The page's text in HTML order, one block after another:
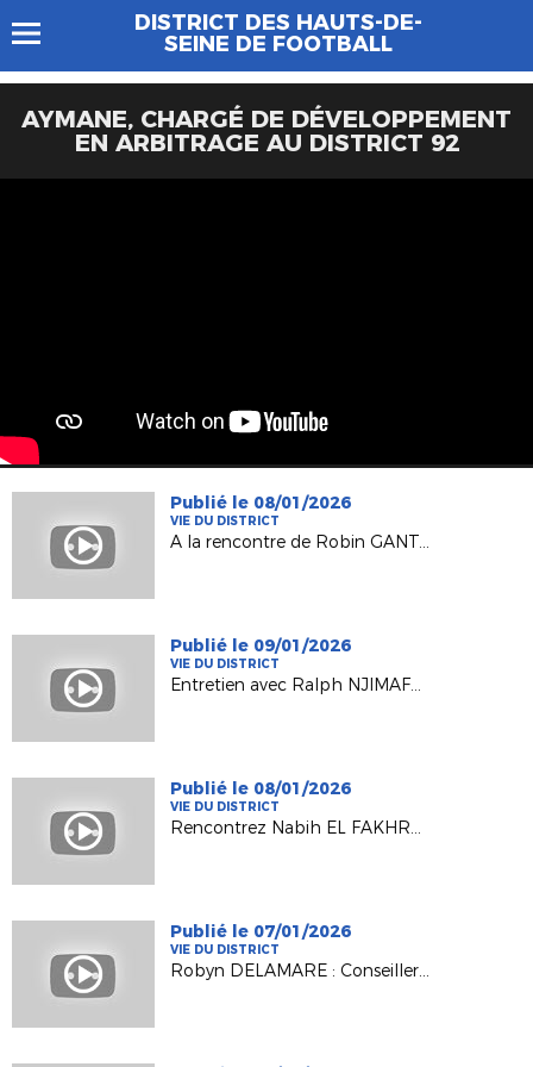
DISTRICT DES HAUTS-DE-
SEINE DE FOOTBALL
AYMANE, CHARGÉ DE DÉVELOPPEMENT
EN ARBITRAGE AU DISTRICT 92
Publié le 08/01/2026
VIE DU DISTRICT
A la rencontre de Robin GANTOIS, Technicien Départemental
Publié le 09/01/2026
VIE DU DISTRICT
Entretien avec Ralph NJIMAFO, Alternant au District 92
Publié le 08/01/2026
VIE DU DISTRICT
Rencontrez Nabih EL FAKHRY, Gestionnaire Administratif
Publié le 07/01/2026
VIE DU DISTRICT
Robyn DELAMARE : Conseiller Technique Départemental Développement et Animation des Pratiques